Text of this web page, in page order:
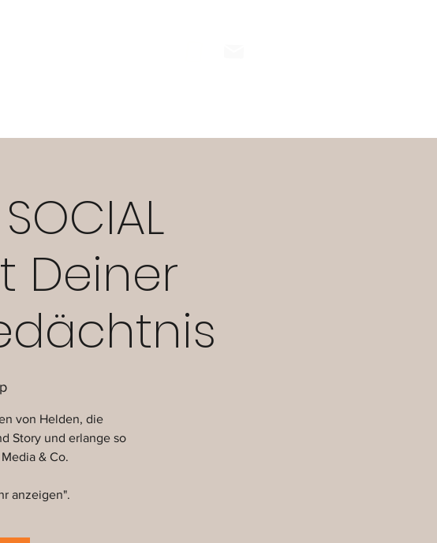
Deiner
von Helden, die
Story und erlange so
& Co.
anzeigen".